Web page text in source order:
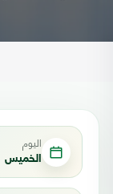
اليوم
الخميس